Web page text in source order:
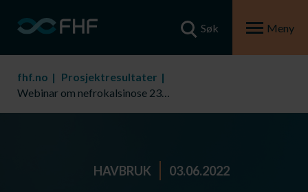
Søk Meny
fhf.no
Prosjektresultater
Webinar om nefrokalsinose 23. juni
HAVBRUK 03.06.2022